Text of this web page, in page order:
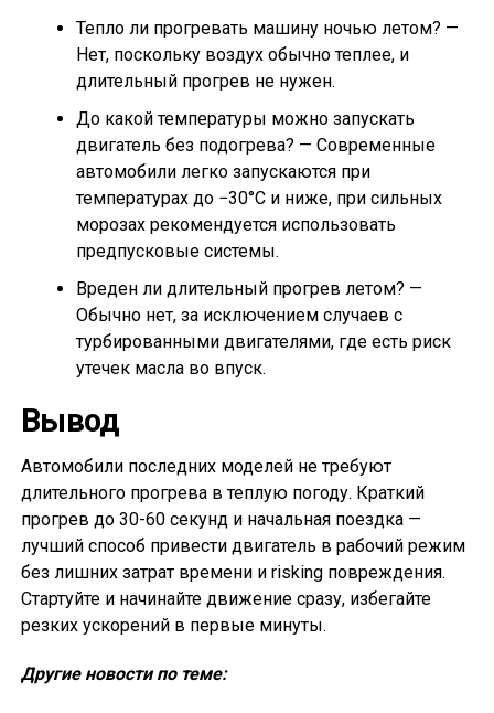
Тепло ли прогревать машину ночью летом? —
Нет, поскольку воздух обычно теплее, и
длительный прогрев не нужен.
До какой температуры можно запускать
двигатель без подогрева? — Современные
автомобили легко запускаются при
температурах до −30°C и ниже, при сильных
морозах рекомендуется использовать
предпусковые системы.
Вреден ли длительный прогрев летом? —
Обычно нет, за исключением случаев с
турбированными двигателями, где есть риск
утечек масла во впуск.
Вывод
Автомобили последних моделей не требуют
длительного прогрева в теплую погоду. Краткий
прогрев до 30-60 секунд и начальная поездка —
лучший способ привести двигатель в рабочий режим
без лишних затрат времени и risking повреждения.
Стартуйте и начинайте движение сразу, избегайте
резких ускорений в первые минуты.
Другие новости по теме: